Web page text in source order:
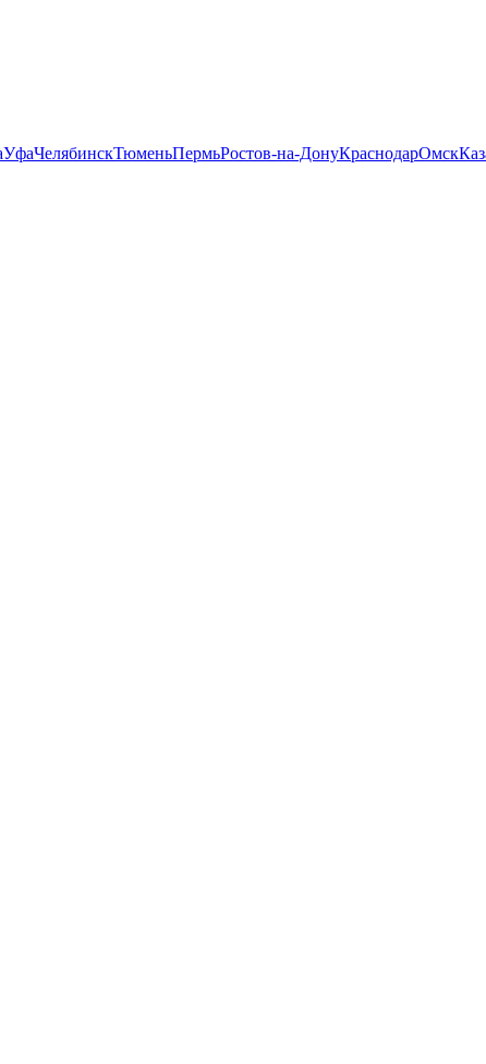
УфаЧелябинскТюменьПермьРостов-на-ДонуКраснодарОмск